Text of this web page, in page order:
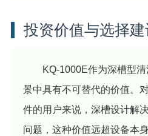
投资价值与选择建
KQ-1000E作为深槽型
景中具有不可替代的价值。
件的用户来说，深槽设计解
问题，这种价值远超设备本